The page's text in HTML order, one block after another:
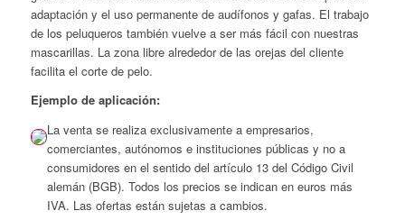
adaptación y el uso permanente de audífonos y gafas. El trabajo
de los peluqueros también vuelve a ser más fácil con nuestras
mascarillas. La zona libre alrededor de las orejas del cliente
facilita el corte de pelo.
Ejemplo de aplicación:
La venta se realiza exclusivamente a empresarios,
comerciantes, autónomos e instituciones públicas y no a
consumidores en el sentido del artículo 13 del Código Civil
alemán (BGB). Todos los precios se indican en euros más
IVA. Las ofertas están sujetas a cambios.